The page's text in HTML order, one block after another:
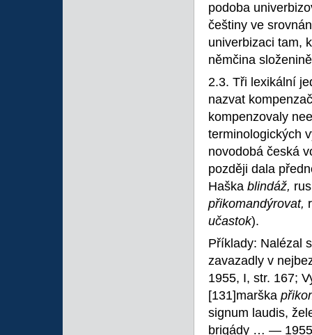
podoba
češtiny ve
univerbizaci tam,
němčina
2.3. Tři lexikální
nazvat
kompenzovaly
terminologických
novodobá česká
později dala
Haška blindáž,
přikomandýrovat,
učastok).
Příklady: Nalézal
zavazadly v
1955, I, str. 167;
[131]marška
signum laudis,
brigády … —